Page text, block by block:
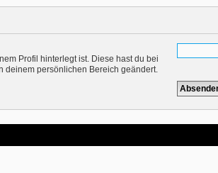
Profil hinterlegt ist. Diese hast du bei
deinem persönlichen Bereich geändert.